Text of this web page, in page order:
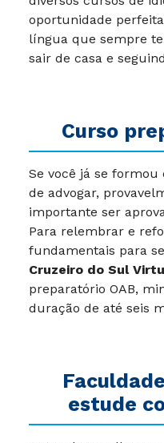
oportunidade
língua que sempre
sair de casa e
Curso
Se você já se
de advogar,
importante ser
Para relembrar e
fundamentais para
Cruzeiro do Sul
preparatório OAB,
duração de até seis
estude